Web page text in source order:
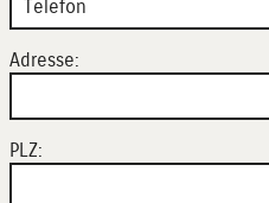
Adresse:
PLZ: